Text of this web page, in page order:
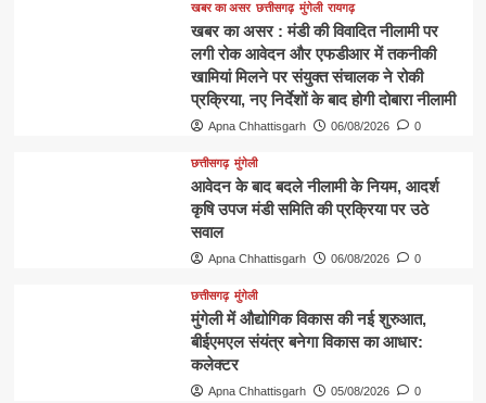
खबर का असर छत्तीसगढ़ मुंगेली रायगढ़
खबर का असर : मंडी की विवादित नीलामी पर
लगी रोक आवेदन और एफडीआर में तकनीकी
खामियां मिलने पर संयुक्त संचालक ने रोकी
प्रक्रिया, नए निर्देशों के बाद होगी दोबारा नीलामी
Apna Chhattisgarh 06/08/2026 0
छत्तीसगढ़ मुंगेली
आवेदन के बाद बदले नीलामी के नियम, आदर्श
कृषि उपज मंडी समिति की प्रक्रिया पर उठे
सवाल
Apna Chhattisgarh 06/08/2026 0
छत्तीसगढ़ मुंगेली
मुंगेली में औद्योगिक विकास की नई शुरुआत,
बीईएमएल संयंत्र बनेगा विकास का आधार:
कलेक्टर
Apna Chhattisgarh 05/08/2026 0